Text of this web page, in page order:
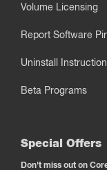
Volume Licensing
Report Software
Uninstall
Beta Programs
Special Offers
Don't miss out on